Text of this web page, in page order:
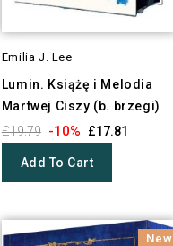
Emilia J. Lee
Lumin. Książę i Melodia
Martwej Ciszy (b. brzegi)
£19.79 -10% £17.81
Add To Cart
New